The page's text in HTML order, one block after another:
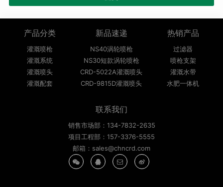
产品分类
灌溉喷枪
灌溉系统
灌溉喷头
灌溉配套
新品速递
NS40涡轮喷枪
NS30短款涡轮喷枪
CRD-5022A灌溉喷头
CRD-9815D灌溉喷头
热销产品
过滤器
喷枪支架
灌溉水带
水肥一体机
联系我们
销售市场部：134-7832-2635
项目工程部：157-3376-5555
邮箱：sales@chncrd.com